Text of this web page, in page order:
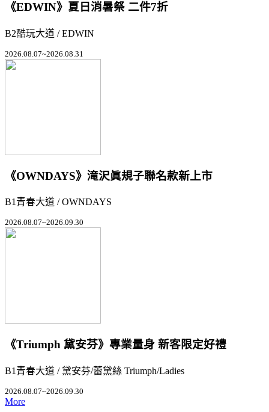
《EDWIN》夏日消暑祭 二件7折
B2酷玩大道 / EDWIN
2026.08.07~2026.08.31
《OWNDAYS》滝沢眞規子聯名款新上市
B1青春大道 / OWNDAYS
2026.08.07~2026.09.30
《Triumph 黛安芬》專業量身 新客限定好禮
B1青春大道 / 黛安芬/蕾黛絲 Triumph/Ladies
2026.08.07~2026.09.30
More